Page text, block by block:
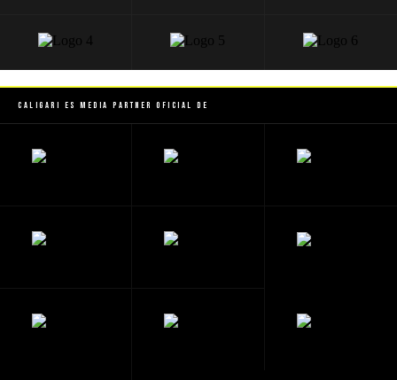
Caligari es Media Partner Oficial de